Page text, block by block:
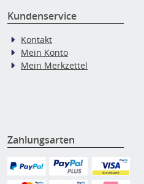
Kundenservice
Kontakt
Mein Konto
Mein Merkzettel
Zahlungsarten